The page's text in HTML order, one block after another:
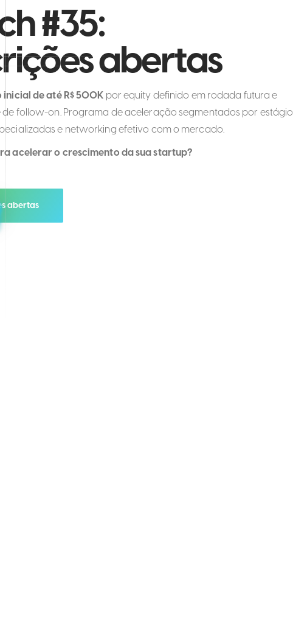
#35:
abertas
inicial de até R$ 500K por equity definido em rodada futura e
de follow-on. Programa de aceleração segmentados por estágio,
e networking efetivo com o mercado.
acelerar o crescimento da sua startup?
abertas